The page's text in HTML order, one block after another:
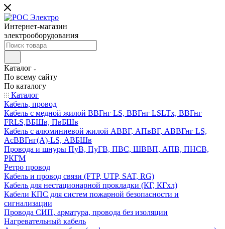
Интернет-магазин
электрооборудования
Каталог
По всему сайту
По каталогу
Каталог
Кабель, провод
Кабель с медной жилой ВВГнг LS, ВВГнг LSLTx, ВВГнг
FRLS,ВБШв, ПвБШв
Кабель с алюминиевой жилой АВВГ, АПвВГ, АВВГнг LS,
АсВВГнг(А)-LS, АВБШв
Провода и шнуры ПуВ, ПуГВ, ПВС, ШВВП, АПВ, ПНСВ,
РКГМ
Ретро провод
Кабель и провод связи (FTP, UTP, SAT, RG)
Кабель для нестационарной прокладки (КГ, КГхл)
Кабели КПС для систем пожарной безопасности и
сигнализации
Провода СИП, арматура, провода без изоляции
Нагревательный кабель